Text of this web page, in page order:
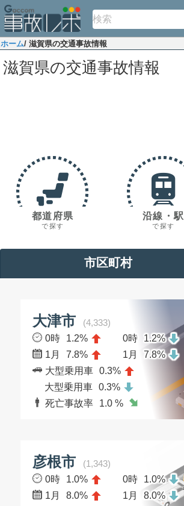
ホーム/ 滋賀県の交通事故情報
滋賀県の交通事故情報
都道府県
で探す
沿線・駅
で探す
市区町村
大津市
(4,333)
0時
1.2% 0時
1.2%
1月
7.8% 1月
7.8%
大型乗用車 0.3%
大型乗用車 0.3%
死亡事故率
1.0 %
彦根市
(1,343)
0時
1.0% 0時
1.0%
1月
8.0% 1月
8.0%